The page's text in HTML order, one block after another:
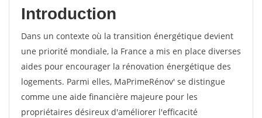
Introduction
Dans un contexte où la transition énergétique devient
une priorité mondiale, la France a mis en place diverses
aides pour encourager la rénovation énergétique des
logements. Parmi elles, MaPrimeRénov' se distingue
comme une aide financière majeure pour les
propriétaires désireux d'améliorer l'efficacité